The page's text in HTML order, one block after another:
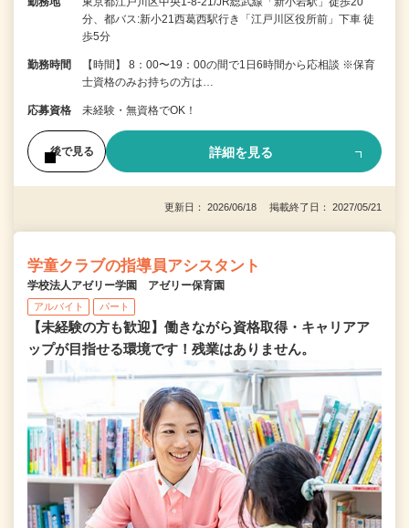
分、都バス:新小21西葛西駅行き「江戸川区役所前」下車 徒
歩5分
勤務時間
【時間】 8：00〜19：00の間で1日6時間から応相談 ※保育
士資格のみお持ちの方は…
応募資格 未経験・無資格でOK！
後で見る 詳細を見る
更新日： 2026/06/18 掲載終了日： 2027/05/21
学童クラブの指導員アシスタント
学校法人アゼリー学園 アゼリー保育園
アルバイト パート
【未経験の方も歓迎】働きながら資格取得・キャリアア
ップが目指せる環境です！残業はありません。